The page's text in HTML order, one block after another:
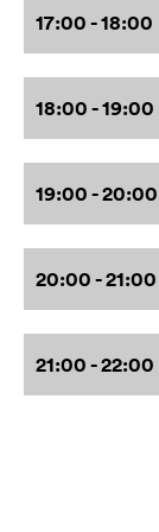
17:00 - 18:00
18:00 - 19:00
19:00 - 20:00
20:00 - 21:00
21:00 - 22:00